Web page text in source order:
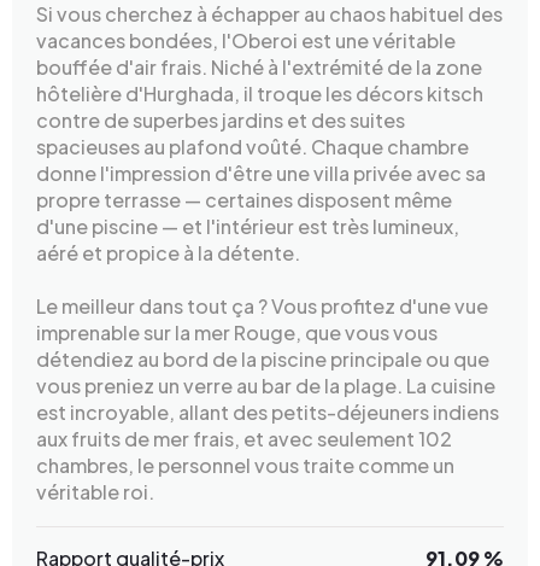
Si vous cherchez à échapper au chaos habituel des
vacances bondées, l'Oberoi est une véritable
bouffée d'air frais. Niché à l'extrémité de la zone
hôtelière d'Hurghada, il troque les décors kitsch
contre de superbes jardins et des suites
spacieuses au plafond voûté. Chaque chambre
donne l'impression d'être une villa privée avec sa
propre terrasse — certaines disposent même
d'une piscine — et l'intérieur est très lumineux,
aéré et propice à la détente.
Le meilleur dans tout ça ? Vous profitez d'une vue
imprenable sur la mer Rouge, que vous vous
détendiez au bord de la piscine principale ou que
vous preniez un verre au bar de la plage. La cuisine
est incroyable, allant des petits-déjeuners indiens
aux fruits de mer frais, et avec seulement 102
chambres, le personnel vous traite comme un
véritable roi.
Rapport qualité-prix 91.09 %